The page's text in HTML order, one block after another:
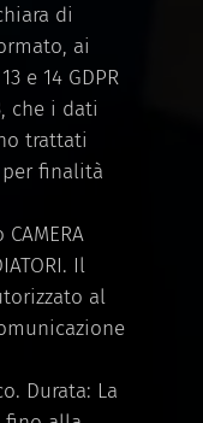
di
ai
e 14 GDPR
che i dati
trattati
finalità
Il
al
Durata: La